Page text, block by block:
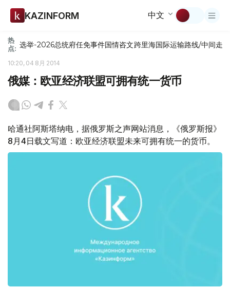
KAZINFORM 中文
热
点: 选举-2026总统府任免事件国情咨文跨里海国际运输路线/中间走廊
10:20, 04 8月 2014
俄媒：欧亚经济联盟可拥有统一货币
哈通社阿斯塔纳电，据俄罗斯之声网站消息，《俄罗斯报》
8月4日载文写道：欧亚经济联盟未来可拥有统一的货币。